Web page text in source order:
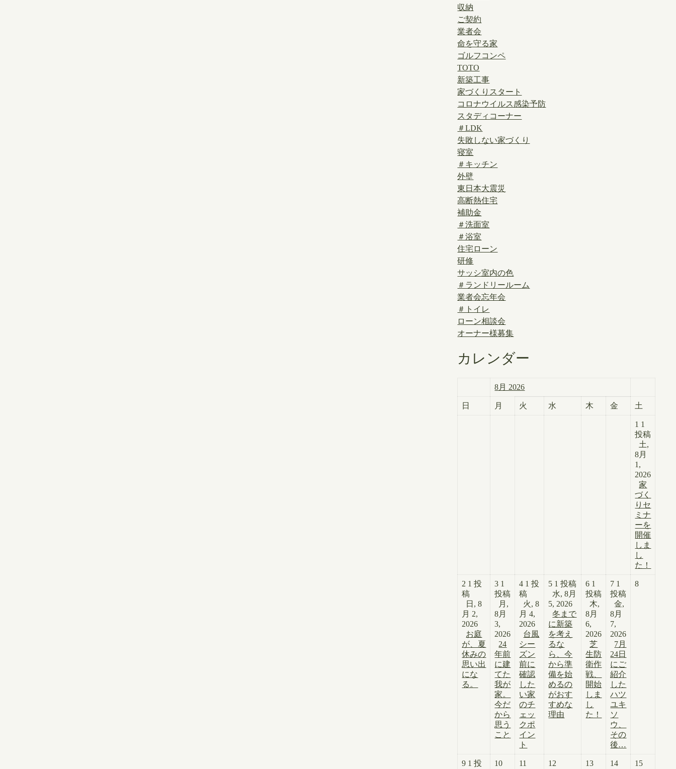
収納
ご契約
業者会
命を守る家
ゴルフコンペ
TOTO
新築工事
家づくりスタート
コロナウイルス感染予防
スタディコーナー
＃LDK
失敗しない家づくり
寝室
＃キッチン
外壁
東日本大震災
高断熱住宅
補助金
＃洗面室
＃浴室
住宅ローン
研修
サッシ室内の色
＃ランドリールーム
業者会忘年会
＃トイレ
ローン相談会
オーナー様募集
カレンダー
8月 2026
日 月 火 水 木 金 土
1 1
投稿
土,
8月
1,
2026
家
づく
りセ
ミナ
ーを
開催
しま
し
た！
2 1 投
稿
日, 8
月 2,
2026
お庭
が、夏
休みの
思い出
にな
る。
3 1
投稿
月,
8月
3,
2026
24
年前
に建
てた
我が
家。
今だ
から
思う
こと
4 1 投
稿
火, 8
月 4,
2026
台風
シー
ズン
前に
確認
した
い家
のチ
ェッ
クポ
イン
ト
5 1 投稿
水, 8月
5, 2026
冬まで
に新築
を考え
るな
ら、今
から準
備を始
めるの
がおす
すめな
理由
6 1
投稿
木,
8月
6,
2026
芝
生防
衛作
戦、
開始
しま
し
た！
7 1
投稿
金,
8月
7,
2026
7月
24日
にご
紹介
した
ハツ
ユキ
ソ
ウ、
その
後…
8
9 1 投 10 11 12 13 14 15